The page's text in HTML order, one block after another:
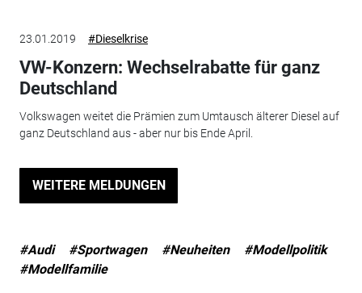
23.01.2019 #Dieselkrise
VW-Konzern: Wechselrabatte für ganz
Deutschland
Volkswagen weitet die Prämien zum Umtausch älterer Diesel auf
ganz Deutschland aus - aber nur bis Ende April.
WEITERE MELDUNGEN
#Audi #Sportwagen #Neuheiten
#Modellpolitik
#Modellfamilie